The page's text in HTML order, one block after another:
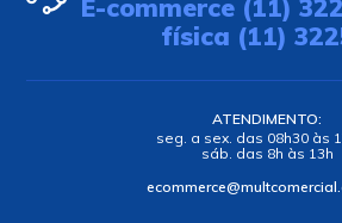
E-commerce (11)
física (11)
ATENDIMENTO:
seg. a sex. das 08h30 às
sáb. das 8h às 13h